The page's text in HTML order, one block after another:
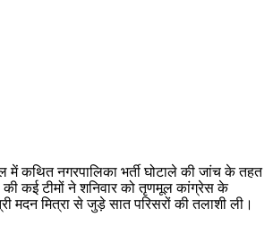
में कथित नगरपालिका भर्ती घोटाले की जांच के तहत
की कई टीमों ने शनिवार को तृणमूल कांग्रेस के
मदन मित्रा से जुड़े सात परिसरों की तलाशी ली।